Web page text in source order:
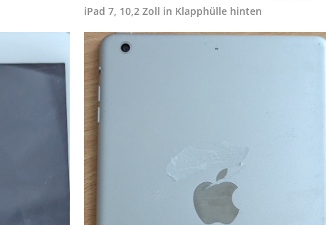
iPad 7, 10,2 Zoll in Klapphülle hinten